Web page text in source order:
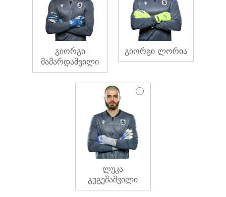
გიორგი
მამარდაშვილი
გიორგი ლორია
ლუკა
გუგეშაშვილი